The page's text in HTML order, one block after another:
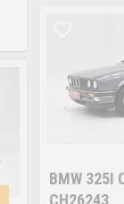
BMW 325I